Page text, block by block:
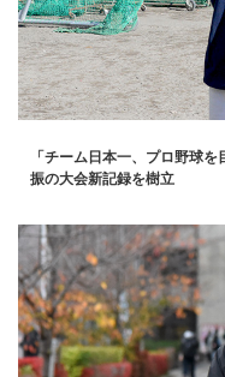
「チーム日本一、プロ野球
振の大会新記録を樹立